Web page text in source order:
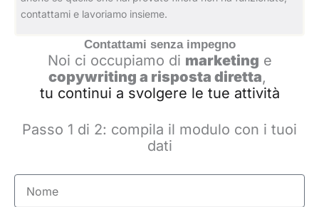
contattami e lavoriamo insieme.
Contattami senza impegno
Noi ci occupiamo di marketing e
copywriting a risposta diretta,
tu continui a svolgere le tue attività
Passo 1 di 2: compila il modulo con i tuoi
dati
Nome